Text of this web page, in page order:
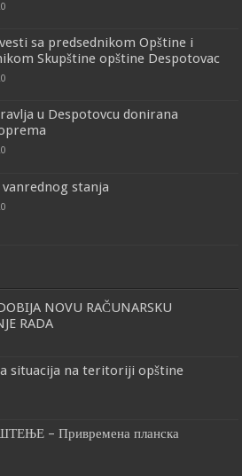
sa predsednikom Opštine i
Skupštine opštine Despotovac
u Despotovcu donirana
stanja
NOVU RAČUNARSKU
RADA
situacija na teritoriji opštine
– Привремена планска